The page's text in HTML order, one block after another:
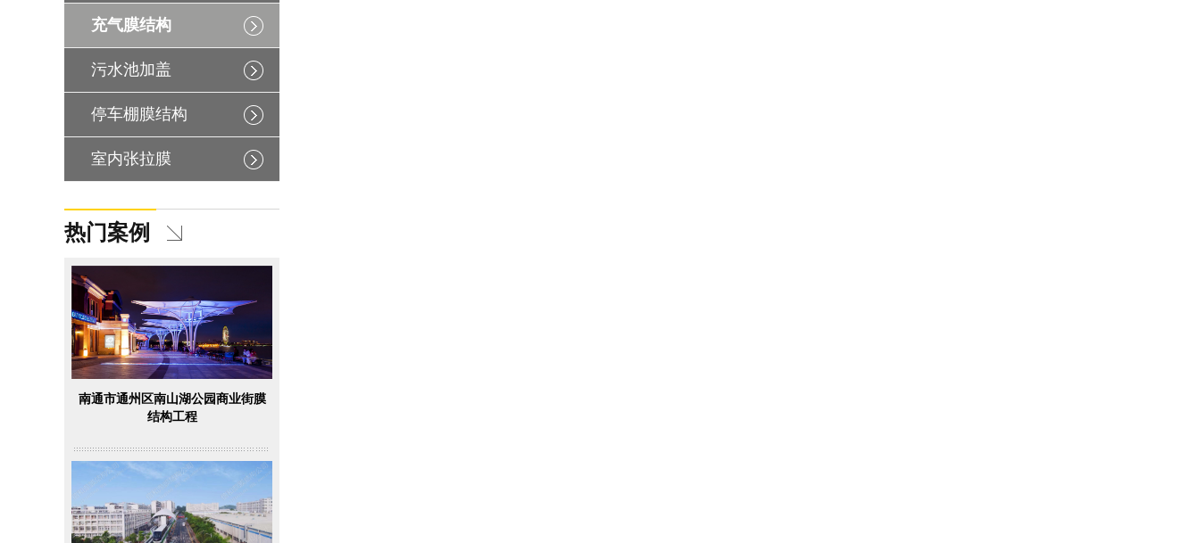
充气膜结构
污水池加盖
停车棚膜结构
室内张拉膜
热门案例
南通市通州区南山湖公园商业街膜
结构工程